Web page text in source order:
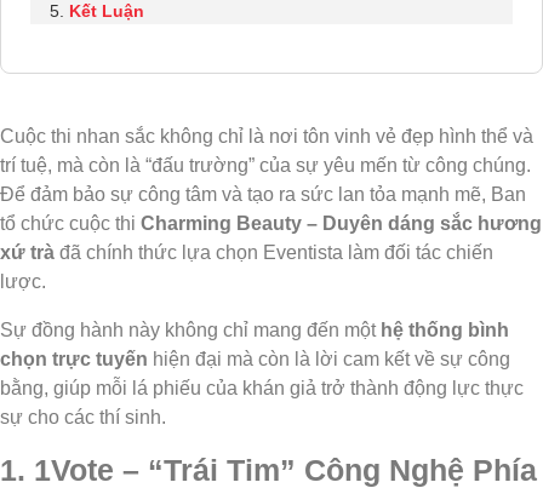
Kết Luận
Cuộc thi nhan sắc không chỉ là nơi tôn vinh vẻ đẹp hình thể và
trí tuệ, mà còn là “đấu trường” của sự yêu mến từ công chúng.
Để đảm bảo sự công tâm và tạo ra sức lan tỏa mạnh mẽ, Ban
tổ chức cuộc thi Charming Beauty – Duyên dáng sắc hương
xứ trà đã chính thức lựa chọn Eventista làm đối tác chiến
lược.
Sự đồng hành này không chỉ mang đến một hệ thống bình
chọn trực tuyến hiện đại mà còn là lời cam kết về sự công
bằng, giúp mỗi lá phiếu của khán giả trở thành động lực thực
sự cho các thí sinh.
1. 1Vote – “Trái Tim” Công Nghệ Phía